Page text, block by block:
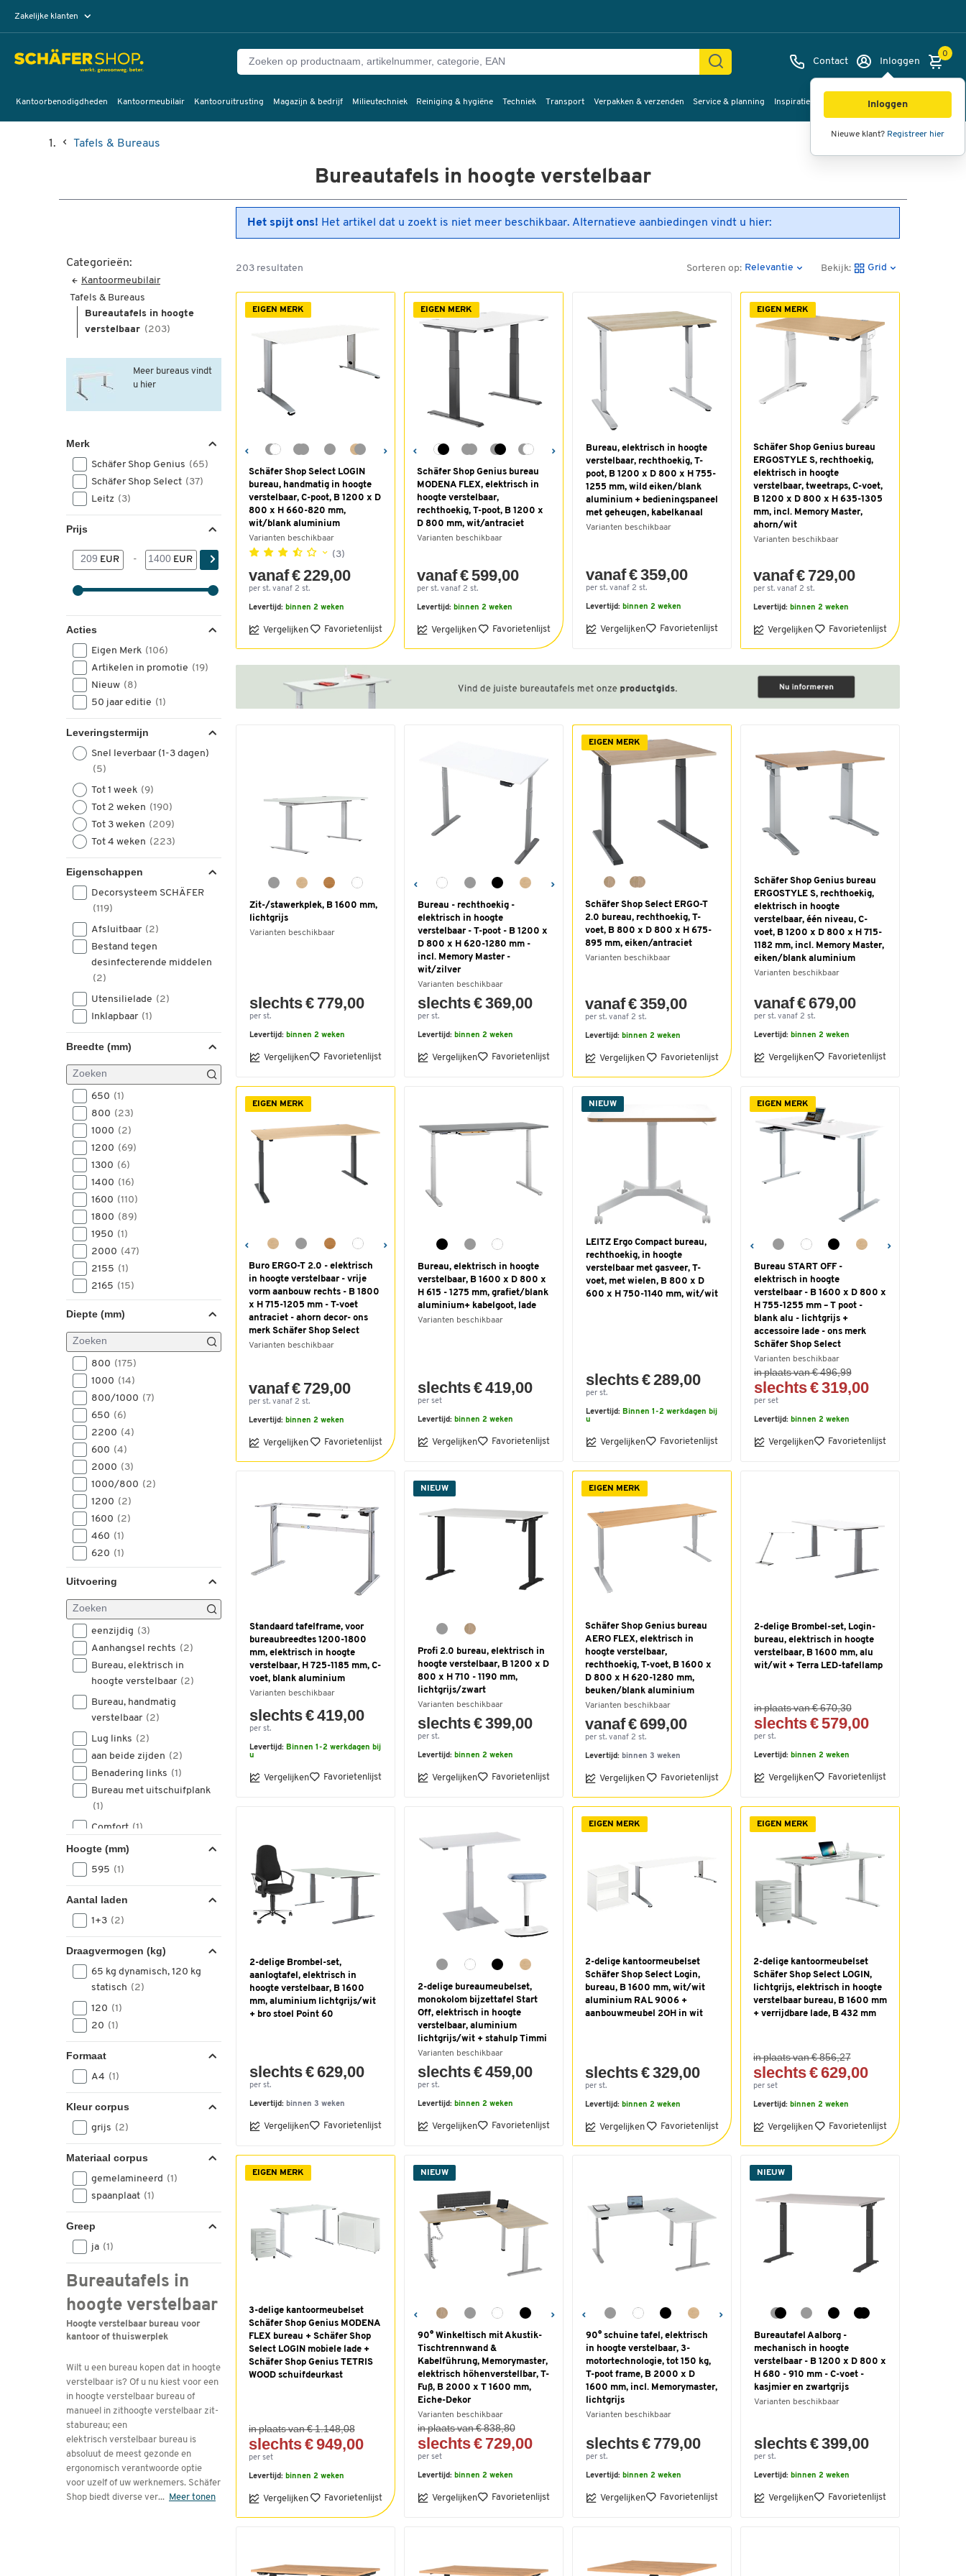
Zakelijke klanten
Contact Inloggen
Inloggen
Nieuwe klant? Registreer hier
0
Kantoorbenodigdheden Kantoormeubilair Kantooruitrusting Magazijn & bedrijf Milieutechniek Reiniging & hygiëne Techniek Transport Verpakken & verzenden Service & planning Inspiratie
Tafels & Bureaus
Bureautafels in hoogte verstelbaar
Categorieën:
Kantoormeubilair
Tafels & Bureaus
Bureautafels in hoogte
verstelbaar (203)
Meer bureaus vindt
u hier
Merk
Schäfer Shop Genius (65)
Schäfer Shop Select (37)
Leitz (3)
Prijs
EUR - EUR
Acties
Eigen Merk (106)
Artikelen in promotie (19)
Nieuw (8)
50 jaar editie (1)
Leveringstermijn
Snel leverbaar (1-3 dagen)
(5)
Tot 1 week (9)
Tot 2 weken (190)
Tot 3 weken (209)
Tot 4 weken (223)
Eigenschappen
Decorsysteem SCHÄFER
(119)
Afsluitbaar (2)
Bestand tegen
desinfecterende middelen
(2)
Utensilielade (2)
Inklapbaar (1)
Breedte (mm)
650 (1)
800 (23)
1000 (2)
1200 (69)
1300 (6)
1400 (16)
1600 (110)
1800 (89)
1950 (1)
2000 (47)
2155 (1)
2165 (15)
2166(1)
2185 (1)
2400
2600(2)
Diepte (mm)
800 (175)
1000 (14)
800/1000 (7)
650 (6)
2200 (4)
600 (4)
2000 (3)
1000/800 (2)
1200 (2)
1600 (2)
460 (1)
620 (1)
672(1)
800/421/580
Uitvoering
eenzijdig (3)
Aanhangsel rechts (2)
Bureau, elektrisch in
hoogte verstelbaar (2)
Bureau, handmatig
verstelbaar (2)
Lug links (2)
aan beide zijden (2)
Benadering links (1)
Bureau met uitschuifplank
(1)
Comfort (1)
Standaard
links(1)
rechts
Hoogte (mm)
595 (1)
Aantal laden
1+3 (2)
Draagvermogen (kg)
65 kg dynamisch, 120 kg
statisch (2)
120 (1)
20 (1)
Formaat
A4 (1)
Kleur corpus
grijs (2)
Materiaal corpus
gemelamineerd (1)
spaanplaat (1)
Greep
ja (1)
Bureautafels in
hoogte verstelbaar
Hoogte verstelbaar bureau voor
kantoor of thuiswerplek
Wilt u een bureau kopen dat in hoogte
verstelbaar is? Of u nu kiest voor een
in hoogte verstelbaar bureau of
manueel in zithoogte verstelbaar zit-
stabureau; een
elektrisch verstelbaar bureau is
absoluut de meest gezonde en
ergonomisch verantwoorde optie
voor uzelf of uw werknemers. Schäfer
Shop biedt diverse ver... Meer tonen
Het spijt ons! Het artikel dat u zoekt is niet meer beschikbaar. Alternatieve aanbiedingen vindt u hier:
203 resultaten Sorteren op: Relevantie Bekijk: Grid
EIGEN MERK
Schäfer Shop Select LOGIN
bureau, handmatig in hoogte
verstelbaar, C-poot, B 1200 x D
800 x H 660-820 mm,
wit/blank aluminium
Varianten beschikbaar
(3)
vanaf € 229,00
per st. vanaf 2 st.
Levertijd: binnen 2 weken
Vergelijken Favorietenlijst
EIGEN MERK
Schäfer Shop Genius bureau
MODENA FLEX, elektrisch in
hoogte verstelbaar,
rechthoekig, T-poot, B 1200 x
D 800 mm, wit/antraciet
Varianten beschikbaar
vanaf € 599,00
per st. vanaf 2 st.
Levertijd: binnen 2 weken
Vergelijken Favorietenlijst
Bureau, elektrisch in hoogte
verstelbaar, rechthoekig, T-
poot, B 1200 x D 800 x H 755-
1255 mm, wild eiken/blank
aluminium + bedieningspaneel
met geheugen, kabelkanaal
Varianten beschikbaar
vanaf € 359,00
per st. vanaf 2 st.
Levertijd: binnen 2 weken
Vergelijken Favorietenlijst
EIGEN MERK
Schäfer Shop Genius bureau
ERGOSTYLE S, rechthoekig,
elektrisch in hoogte
verstelbaar, tweetraps, C-voet,
B 1200 x D 800 x H 635-1305
mm, incl. Memory Master,
ahorn/wit
Varianten beschikbaar
vanaf € 729,00
per st. vanaf 2 st.
Levertijd: binnen 2 weken
Vergelijken Favorietenlijst
Zit-/stawerkplek, B 1600 mm,
lichtgrijs
Varianten beschikbaar
slechts € 779,00
per st.
Levertijd: binnen 2 weken
Vergelijken Favorietenlijst
Bureau - rechthoekig -
elektrisch in hoogte
verstelbaar - T-poot - B 1200 x
D 800 x H 620-1280 mm -
incl. Memory Master -
wit/zilver
Varianten beschikbaar
slechts € 369,00
per st.
Levertijd: binnen 2 weken
Vergelijken Favorietenlijst
EIGEN MERK
Schäfer Shop Select ERGO-T
2.0 bureau, rechthoekig, T-
voet, B 800 x D 800 x H 675-
895 mm, eiken/antraciet
Varianten beschikbaar
vanaf € 359,00
per st. vanaf 2 st.
Levertijd: binnen 2 weken
Vergelijken Favorietenlijst
Schäfer Shop Genius bureau
ERGOSTYLE S, rechthoekig,
elektrisch in hoogte
verstelbaar, één niveau, C-
voet, B 1200 x D 800 x H 715-
1182 mm, incl. Memory Master,
eiken/blank aluminium
Varianten beschikbaar
vanaf € 679,00
per st. vanaf 2 st.
Levertijd: binnen 2 weken
Vergelijken Favorietenlijst
EIGEN MERK
Buro ERGO-T 2.0 - elektrisch
in hoogte verstelbaar - vrije
vorm aanbouw rechts - B 1800
x H 715-1205 mm - T-voet
antraciet - ahorn decor- ons
merk Schäfer Shop Select
Varianten beschikbaar
vanaf € 729,00
per st. vanaf 2 st.
Levertijd: binnen 2 weken
Vergelijken Favorietenlijst
Bureau, elektrisch in hoogte
verstelbaar, B 1600 x D 800 x
H 615 - 1275 mm, grafiet/blank
aluminium+ kabelgoot, lade
Varianten beschikbaar
slechts € 419,00
per set
Levertijd: binnen 2 weken
Vergelijken Favorietenlijst
NIEUW
LEITZ Ergo Compact bureau,
rechthoekig, in hoogte
verstelbaar met gasveer, T-
voet, met wielen, B 800 x D
600 x H 750-1140 mm, wit/wit
slechts € 289,00
per st.
Levertijd: Binnen 1-2 werkdagen bij
u
Vergelijken Favorietenlijst
EIGEN MERK
Bureau START OFF -
elektrisch in hoogte
verstelbaar - B 1600 x D 800 x
H 755-1255 mm – T poot -
blank alu - lichtgrijs +
accessoire lade - ons merk
Schäfer Shop Select
Varianten beschikbaar
in plaats van € 496,99
slechts € 319,00
per set
Levertijd: binnen 2 weken
Vergelijken Favorietenlijst
Standaard tafelframe, voor
bureaubreedtes 1200-1800
mm, elektrisch in hoogte
verstelbaar, H 725-1185 mm, C-
voet, blank aluminium
Varianten beschikbaar
slechts € 419,00
per st.
Levertijd: Binnen 1-2 werkdagen bij
u
Vergelijken Favorietenlijst
NIEUW
Profi 2.0 bureau, elektrisch in
hoogte verstelbaar, B 1200 x D
800 x H 710 - 1190 mm,
lichtgrijs/zwart
Varianten beschikbaar
slechts € 399,00
per st.
Levertijd: binnen 2 weken
Vergelijken Favorietenlijst
EIGEN MERK
Schäfer Shop Genius bureau
AERO FLEX, elektrisch in
hoogte verstelbaar,
rechthoekig, T-voet, B 1600 x
D 800 x H 620-1280 mm,
beuken/blank aluminium
Varianten beschikbaar
vanaf € 699,00
per st. vanaf 2 st.
Levertijd: binnen 3 weken
Vergelijken Favorietenlijst
2-delige Brombel-set, Login-
bureau, elektrisch in hoogte
verstelbaar, B 1600 mm, alu
wit/wit + Terra LED-tafellamp
in plaats van € 670,30
slechts € 579,00
per st.
Levertijd: binnen 2 weken
Vergelijken Favorietenlijst
2-delige Brombel-set,
aanlogtafel, elektrisch in
hoogte verstelbaar, B 1600
mm, aluminium lichtgrijs/wit
+ bro stoel Point 60
slechts € 629,00
per st.
Levertijd: binnen 3 weken
Vergelijken Favorietenlijst
2-delige bureaumeubelset,
monokolom bijzettafel Start
Off, elektrisch in hoogte
verstelbaar, aluminium
lichtgrijs/wit + stahulp Timmi
Varianten beschikbaar
slechts € 459,00
per st.
Levertijd: binnen 2 weken
Vergelijken Favorietenlijst
EIGEN MERK
2-delige kantoormeubelset
Schäfer Shop Select Login,
bureau, B 1600 mm, wit/wit
aluminium RAL 9006 +
aanbouwmeubel 2OH in wit
slechts € 329,00
per st.
Levertijd: binnen 2 weken
Vergelijken Favorietenlijst
EIGEN MERK
2-delige kantoormeubelset
Schäfer Shop Select LOGIN,
lichtgrijs, elektrisch in hoogte
verstelbaar bureau, B 1600 mm
+ verrijdbare lade, B 432 mm
in plaats van € 856,27
slechts € 629,00
per set
Levertijd: binnen 2 weken
Vergelijken Favorietenlijst
EIGEN MERK
3-delige kantoormeubelset
Schäfer Shop Genius MODENA
FLEX bureau + Schäfer Shop
Select LOGIN mobiele lade +
Schäfer Shop Genius TETRIS
WOOD schuifdeurkast
in plaats van € 1.148,08
slechts € 949,00
per set
Levertijd: binnen 2 weken
Vergelijken Favorietenlijst
NIEUW
90° Winkeltisch mit Akustik-
Tischtrennwand &
Kabelführung, Memorymaster,
elektrisch höhenverstellbar, T-
Fuß, B 2000 x T 1600 mm,
Eiche-Dekor
Varianten beschikbaar
in plaats van € 838,80
slechts € 729,00
per set
Levertijd: binnen 2 weken
Vergelijken Favorietenlijst
90° schuine tafel, elektrisch
in hoogte verstelbaar, 3-
motortechnologie, tot 150 kg,
T-poot frame, B 2000 x D
1600 mm, incl. Memorymaster,
lichtgrijs
Varianten beschikbaar
slechts € 779,00
per st.
Levertijd: binnen 2 weken
Vergelijken Favorietenlijst
NIEUW
Bureautafel Aalborg -
mechanisch in hoogte
verstelbaar - B 1200 x D 800 x
H 680 - 910 mm - C-voet -
kasjmier en zwartgrijs
Varianten beschikbaar
slechts € 399,00
per st.
Levertijd: binnen 2 weken
Vergelijken Favorietenlijst